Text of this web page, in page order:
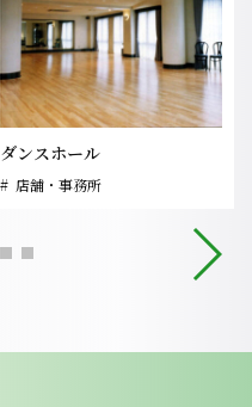
ダンスホール
店舗・事務所